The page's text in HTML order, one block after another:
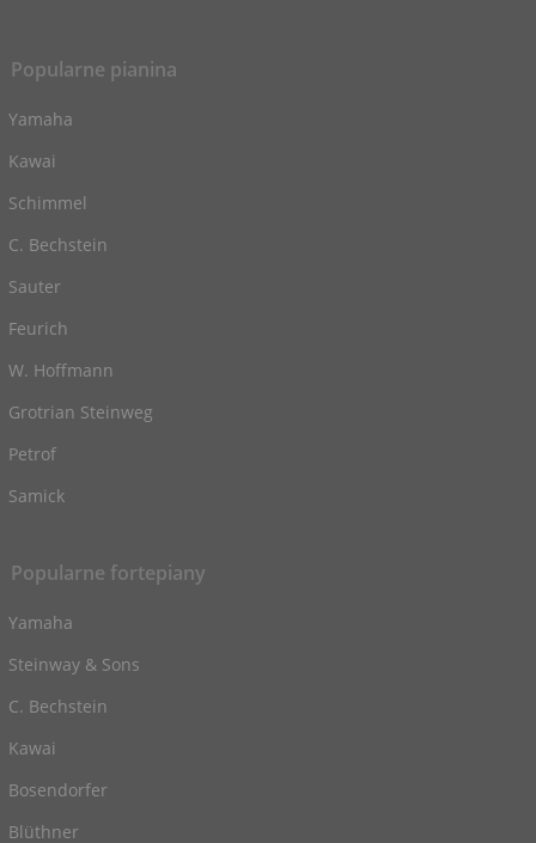
Popularne pianina
Yamaha
Kawai
Schimmel
C. Bechstein
Sauter
Feurich
W. Hoffmann
Grotrian Steinweg
Petrof
Samick
Popularne fortepiany
Yamaha
Steinway & Sons
C. Bechstein
Kawai
Bosendorfer
Blüthner